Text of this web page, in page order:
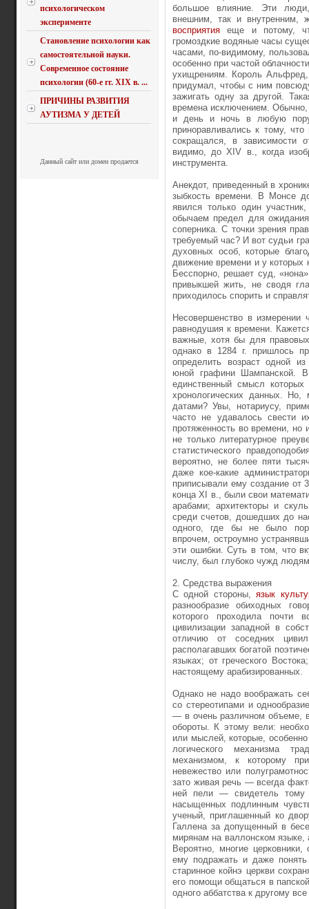
психологическом
эксперименте
Становление психологии как
самостоятельной науки.
Современное состояние
психологии (60-е гг. XIX в. ...
ПРИЧИНЫ РАЗВИТИЯ
АУТИЗМА У ДЕТЕЙ
Данный сайт или домен продается
большое влияние. Эти
внешним, так и внутренним,
восприятия еще и потому,
громоздкие водяные часы
часами, по-видимому,
особенно при частой
ухищрениям. Король Альфред,
придумал, чтобы с ним
зажигать одну за другой.
времена исключением.
и день и ночь в любую
приноравливались к тому,
сокращался, в зависимости
видимо, до XIV в., когда
инструмента.
Анекдот, приведенный в
зыбкость времени. В Монсе
явился только один
обычаем предел для
соперника. С точки зрения
требуемый час? И вот судьи
духовных особ, которые
движение времени и у
Бесспорно, решает суд,
привыкшей жить, не сводя
приходилось спорить и
Несовершенство в
равнодушия к времени.
важные, хотя бы для
однако в 1284 г. пришлось
определить возраст одной из
юной графини Шампанской.
единственный смысл
хронологических данных.
датами? Увы, нотариусу,
часто не удавалось свести
протяженность во времени,
не только литературное
статистического
вероятно, не более пяти
даже кое-какие
приписывали ему создание от
конца XI в., были свои
арабами; архитекторы и
среди счетов, дошедших до
одного, где бы не было
впрочем, остроумно
эти ошибки. Суть в том, что
числу, был глубоко чужд
2. Средства выражения
С одной стороны,язык
разнообразие обиходных
которого проходила
цивилизации западной в
отличию от соседних
располагавших богатой
языках; от греческого
настоящему арабизированных.
Однако не надо воображать
со стереотипами и
— в очень различном объеме,
обороты. К этому вели:
или мыслей, которые,
логического механизма
механизмом, к которому
невежество или
зато живая речь — всегда
ней пели — свидетель тому
насыщенных подлинным
ученый, приглашенный ко
Галлена за допущенный в
мирянам на валлонском
Вероятно, многие
ему подражать и даже
старинное койнэ церкви
его помощи общаться в
одного аббатства к другому